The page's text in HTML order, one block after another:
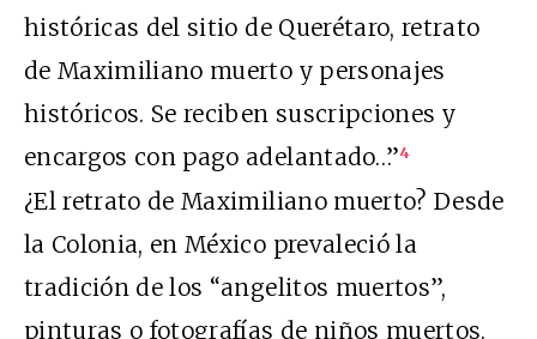
históricas del sitio de Querétaro, retrato
de Maximiliano muerto y personajes
históricos. Se reciben suscripciones y
encargos con pago adelantado…”4
¿El retrato de Maximiliano muerto? Desde
la Colonia, en México prevaleció la
tradición de los “angelitos muertos”,
pinturas o fotografías de niños muertos.